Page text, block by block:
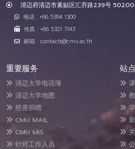
清迈府清迈市素贴区汇乔路239号
电话 : +66 5394 1300
传真 : +66 5321 7143
邮箱 : contacts@cmu.ac.th
重要服务
清迈大学电话簿
清迈大学地图
慈善捐赠
CMU MAIL
CMU MIS
针对工作人员
站
学